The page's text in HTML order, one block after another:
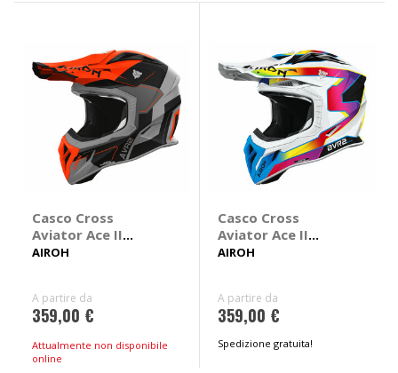
Casco Cross
Aviator Ace II
Shield
AIROH
A partire da
359,00 €
Attualmente non disponibile
online
Casco Cross
Aviator Ace II
Sunrise
AIROH
A partire da
359,00 €
Spedizione gratuita!